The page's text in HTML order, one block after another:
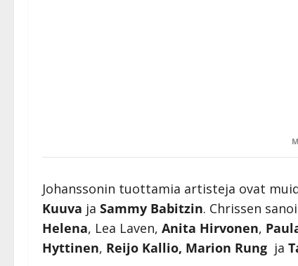
Johanssonin tuottamia artisteja ovat
Kuuva ja Sammy Babitzin. Chrissen
Helena, Lea Laven, Anita Hirvonen,
Hyttinen, Reijo Kallio, Marion Rung ja